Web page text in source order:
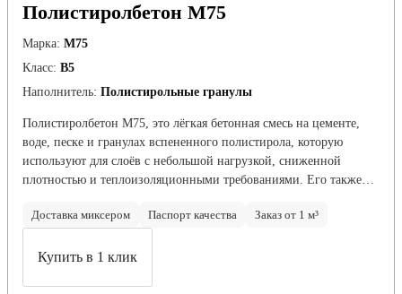
Полистиролбетон М75
Марка: М75
Класс: В5
Наполнитель: Полистирольные гранулы
Полистиролбетон М75, это лёгкая бетонная смесь на цементе,
воде, песке и гранулах вспененного полистирола, которую
используют для слоёв с небольшой нагрузкой, сниженной
плотностью и теплоизоляционными требованиями. Его также…
Доставка миксером Паспорт качества Заказ от 1 м³
Купить в 1 клик